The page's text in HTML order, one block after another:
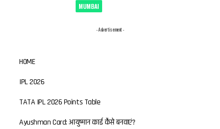
MUMBAI
- Advertisement -
HOME
IPL 2026
TATA IPL 2026 Points Table
Ayushman Card: आयुष्मान कार्ड कैसे बनवाएं?